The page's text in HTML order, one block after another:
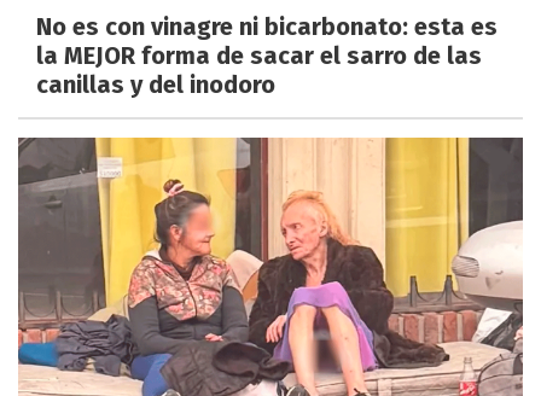
No es con vinagre ni bicarbonato: esta es
la MEJOR forma de sacar el sarro de las
canillas y del inodoro